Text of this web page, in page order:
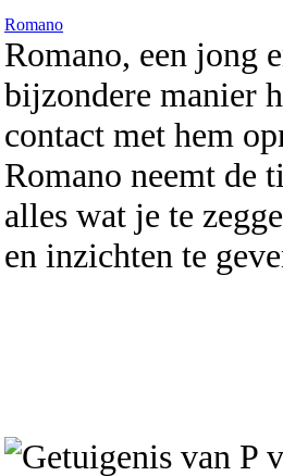
Romano
Romano, een jong
bijzondere manier
contact met hem
Romano neemt de
alles wat je te
en inzichten te